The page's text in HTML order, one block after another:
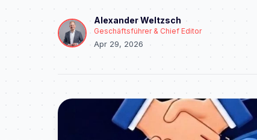
Alexander Weltzsch
Geschäftsführer & Chief Editor
Apr 29, 2026